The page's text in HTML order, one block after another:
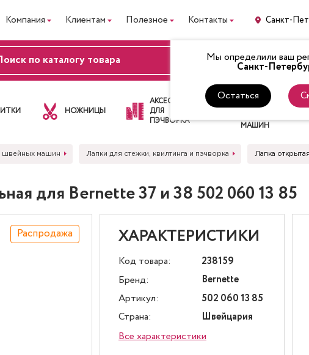
Компания Клиентам Полезное Контакты Санкт-
Мы определили ваш
Санкт-
Остаться
ВХОД
НОЖНИЦЫ
АКСЕССУАРЫ
ДЛЯ
ПЭЧВОРКА
ЛАПКИ
ДЛЯ
МАШИН
швейных машин Лапки для стежки, квилтинга и пэчворка Лапка
для Bernette 37 и 38 502 060 13 85
Распродажа ХАРАКТЕРИСТИКИ
Код товара:
238159
Бренд:
Bernette
Артикул:
502 060 13 85
Страна:
Швейцария
Все характеристики